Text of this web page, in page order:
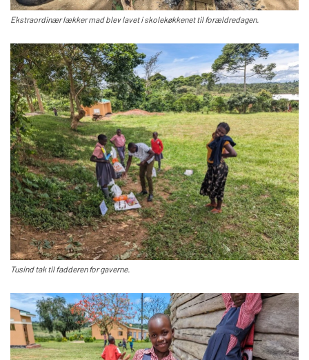
Ekstraordinær lækker mad blev lavet i skolekøkkenet til forældredagen.
Tusind tak til fadderen for gaverne.